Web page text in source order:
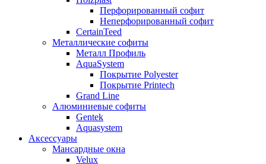
Перфорированный софит
Неперфорированный софит
CertainTeed
Металлические софиты
Металл Профиль
AquaSystem
Покрытие Polyester
Покрытие Printech
Grand Line
Алюминиевые софиты
Gentek
Aquasystem
Аксессуары
Мансардные окна
Velux